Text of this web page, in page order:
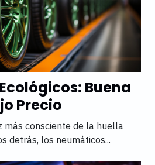
Buena
Precio
más consciente de la huella
detrás, los neumáticos...